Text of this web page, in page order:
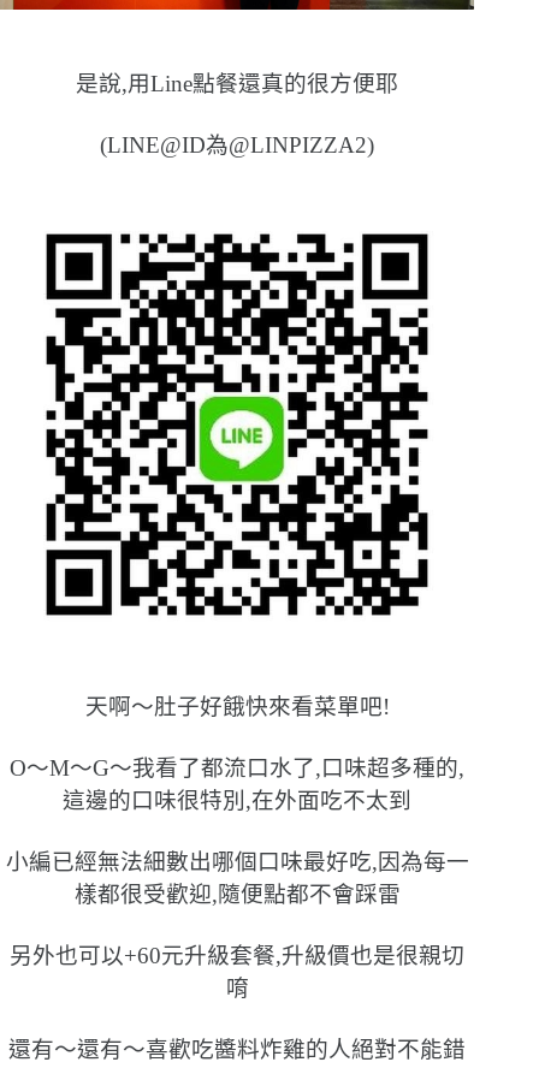
是說,用Line點餐還真的很方便耶
(LINE@ID為@LINPIZZA2)
天啊〜肚子好餓快來看菜單吧!
O〜M〜G〜我看了都流口水了,口味超多種的,
這邊的口味很特別,在外面吃不太到
小編已經無法細數出哪個口味最好吃,因為每一
樣都很受歡迎,隨便點都不會踩雷
另外也可以+60元升級套餐,升級價也是很親切
唷
還有〜還有〜喜歡吃醬料炸雞的人絕對不能錯